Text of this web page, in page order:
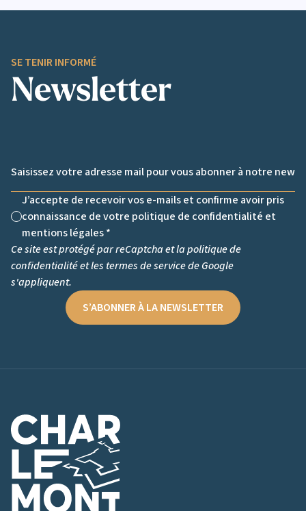
SE TENIR INFORMÉ
Newsletter
Non cochée
J’accepte de recevoir vos e-mails et confirme avoir pris
connaissance de votre politique de confidentialité et
mentions légales *
Ce site est protégé par reCaptcha et lapolitique de
confidentialitéet les termes de servicede Google
s'appliquent.
S’ABONNER À LA NEWSLETTER
Logo de Charlemont